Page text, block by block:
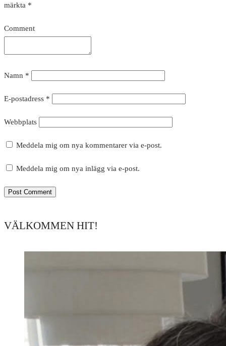
märkta *
Comment
Namn *
E-postadress *
Webbplats
Meddela mig om nya kommentarer via e-post.
Meddela mig om nya inlägg via e-post.
VÄLKOMMEN HIT!